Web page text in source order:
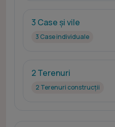
3 Case și vile
3 Case individuale
2 Terenuri
2 Terenuri construcții